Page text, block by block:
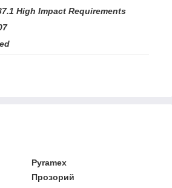
High Impact Requirements
Pyramex
Прозорий